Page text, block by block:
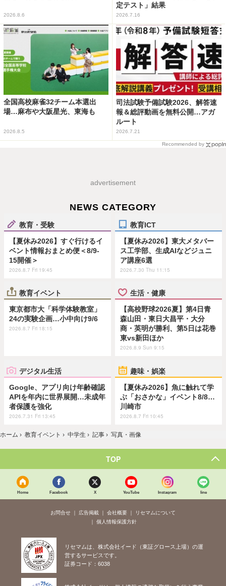
2026.8.6
定テスト」結果
2026.7.16
全国高校麻雀32チーム本選出
場…麻布や大阪星光、東海も
2026.8.5
司法試験予備試験2026、解答速
報＆総評動画を無料公開…アガ
ルート
2026.7.21
Recommended by
advertisement
NEWS CATEGORY
教育・受験
【夏休み2026】すぐ行けるイ
ベント情報おまとめ便＜8/9-
15開催＞
2026.8.7 Fri 19:45
教育ICT
【夏休み2026】東大メタバー
ス工学部、生成AIなどジュニ
ア講座6選
2026.7.30 Thu 11:15
教育イベント
東京都市大「科学体験教室」
24の実験企画…小中向け9/6
2026.8.7 Fri 18:15
生活・健康
【高校野球2026夏】第4日青
森山田・東日大昌平・大分
商・英明が勝利、第5日は花巻
東vs新田ほか
2026.8.9 Sun 9:15
デジタル生活
Google、アプリ向け年齢確認
APIを年内に世界展開…未成年
者保護を強化
2026.7.31 Fri 13:45
趣味・娯楽
【夏休み2026】魚に触れて学
ぶ「おさかな」イベント8/8…
川崎市
2026.8.7 Fri 10:45
ホーム › 教育イベント › 中学生 › 記事 › 写真・画像
TOP
Home Facebook X YouTube Instagram line
お問合せ 広告掲載 会社概要
リセマムについて
個人情報保護方針
リセマムは、株式会社イード（東証グロース上場）の運
営するサービスです。
証券コード：6038